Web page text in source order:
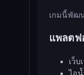
เกมนี้พัฒ
แพลตฟ
เว็